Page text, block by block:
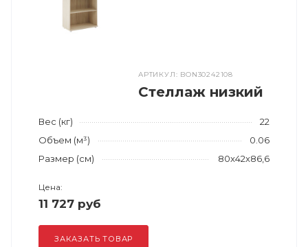
АРТИКУЛ: BON30242108
Стеллаж низкий
Вес (кг)
22
Объем (м³)
0.06
Размер (см)
80x42x86,6
Цена:
11 727 руб
ЗАКАЗАТЬ ТОВАР